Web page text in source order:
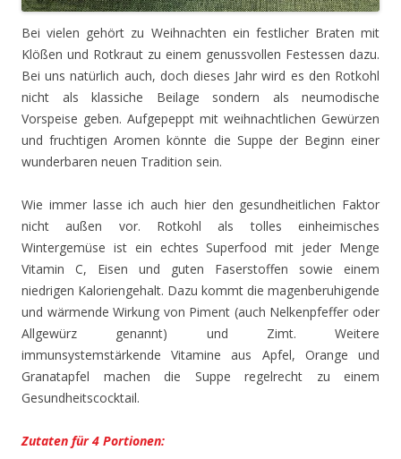
Bei vielen gehört zu Weihnachten ein festlicher Braten mit
Klößen und Rotkraut zu einem genussvollen Festessen dazu.
Bei uns natürlich auch, doch dieses Jahr wird es den Rotkohl
nicht als klassiche Beilage sondern als neumodische
Vorspeise geben. Aufgepeppt mit weihnachtlichen Gewürzen
und fruchtigen Aromen könnte die Suppe der Beginn einer
wunderbaren neuen Tradition sein.
Wie immer lasse ich auch hier den gesundheitlichen Faktor
nicht außen vor. Rotkohl als tolles einheimisches
Wintergemüse ist ein echtes Superfood mit jeder Menge
Vitamin C, Eisen und guten Faserstoffen sowie einem
niedrigen Kaloriengehalt. Dazu kommt die magenberuhigende
und wärmende Wirkung von Piment (auch Nelkenpfeffer oder
Allgewürz genannt) und Zimt. Weitere
immunsystemstärkende Vitamine aus Apfel, Orange und
Granatapfel machen die Suppe regelrecht zu einem
Gesundheitscocktail.
Zutaten für 4 Portionen: